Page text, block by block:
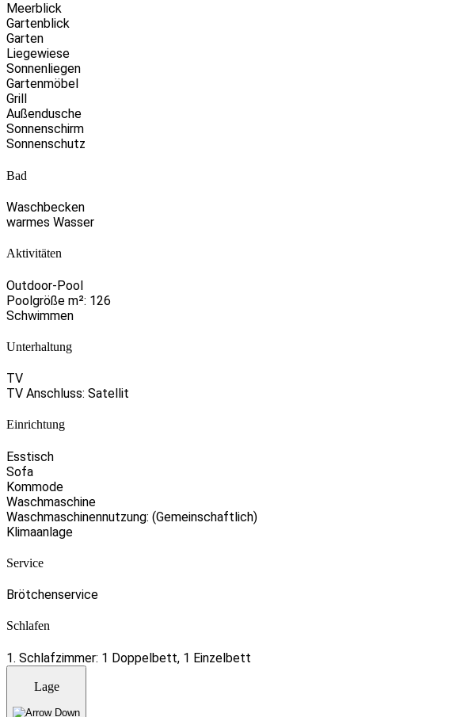
Meerblick
Gartenblick
Garten
Liegewiese
Sonnenliegen
Gartenmöbel
Grill
Außendusche
Sonnenschirm
Sonnenschutz
Bad
Waschbecken
warmes Wasser
Aktivitäten
Outdoor-Pool
Poolgröße m²: 126
Schwimmen
Unterhaltung
TV
TV Anschluss: Satellit
Einrichtung
Esstisch
Sofa
Kommode
Waschmaschine
Waschmaschinennutzung: (Gemeinschaftlich)
Klimaanlage
Service
Brötchenservice
Schlafen
1. Schlafzimmer: 1 Doppelbett, 1 Einzelbett
Lage